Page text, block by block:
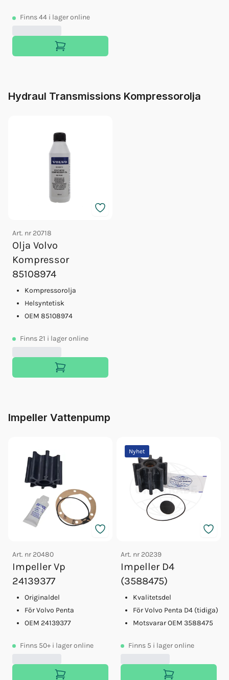
Finns44 i lager online
Hydraul Transmissions Kompressorolja
Art. nr 20718
Olja Volvo
Kompressor
85108974
Kompressorolja
Helsyntetisk
OEM 85108974
Finns 21 i lager online
Impeller Vattenpump
Art. nr 20480
Impeller Vp
24139377
Originaldel
För Volvo Penta
OEM 24139377
Finns 50+ i lager online
Nyhet
Art. nr 20239
Impeller D4
(3588475)
Kvalitetsdel
För Volvo Penta D4 (tidiga)
Motsvarar OEM 3588475
Finns 5 i lager online